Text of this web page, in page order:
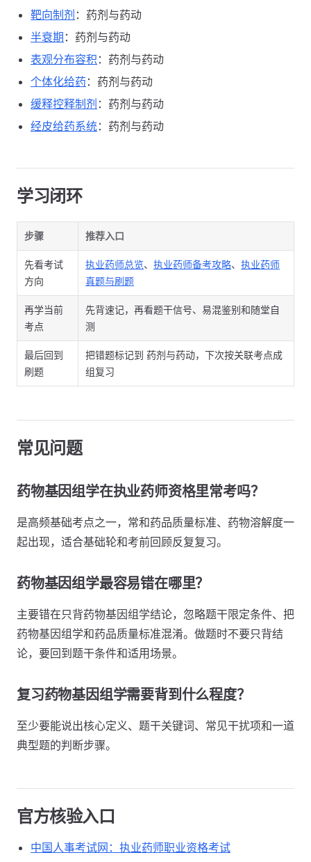
靶向制剂 ：药剂与药动
半衰期 ：药剂与药动
表观分布容积 ：药剂与药动
个体化给药 ：药剂与药动
缓释控释制剂 ：药剂与药动
经皮给药系统：药剂与药动
学习闭环
步骤 推荐入口
先看考试
方向
执业药师总览、 执业药师备考攻略、 执业药师
真题与刷题
再学当前
考点
先背速记，再看题干信号、易混鉴别和随堂自
测
最后回到
刷题
把错题标记到 药剂与药动，下次按关联考点成
组复习
常见问题
药物基因组学在执业药师资格里常考吗？
是高频基础考点之一，常和药品质量标准、药物溶解度一
起出现，适合基础轮和考前回顾反复复习。
药物基因组学最容易错在哪里？
主要错在只背药物基因组学结论，忽略题干限定条件、把
药物基因组学和药品质量标准混淆。做题时不要只背结
论，要回到题干条件和适用场景。
复习药物基因组学需要背到什么程度？
至少要能说出核心定义、题干关键词、常见干扰项和一道
典型题的判断步骤。
官方核验入口
中国人事考试网：执业药师职业资格考试